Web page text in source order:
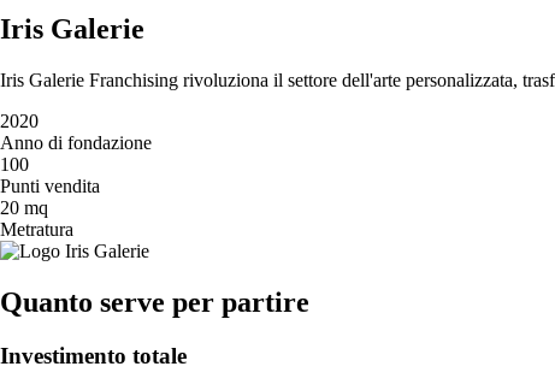
Iris Galerie
Iris Galerie Franchising rivoluziona il settore dell'arte personalizzata,
2020
Anno di fondazione
100
Punti vendita
20 mq
Metratura
Quanto serve per partire
Investimento totale